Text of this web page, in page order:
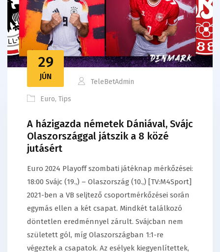
29
JÚN
TeleBetAdmin
Euro, Tips
A házigazda németek Dániával, Svájc
Olaszországgal játszik a 8 közé
jutásért
Euro 2024 Playoff szombati játéknap mérkőzései:
18:00 Svájc (19.,) – Olaszország (10.,) [TV:M4Sport]
2021-ben a VB seljtező csoportmérkőzései során
egymás ellen a két csapat. Mindkét találkozó
döntetlen eredménnyel zárult. Svájcban nem
született gól, míg Olaszországban 1:1-re
végeztek a csapatok. Az esélyek kiegyenlítettek,